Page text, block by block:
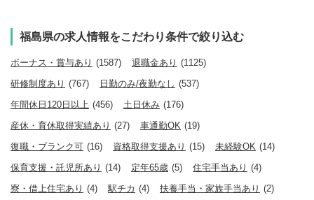
福島県の求人情報をこだわり条件で絞り込む
ボーナス・賞与あり (1587) 退職金あり (1125)
研修制度あり (767) 日勤のみ/夜勤なし (537)
年間休日120日以上 (456) 土日休み (176)
産休・育休取得実績あり (27) 車通勤OK (19)
復職・ブランク可 (16) 資格取得支援あり (15) 未経験OK (14)
保育支援・託児所あり (14) 定年65歳 (5) 住宅手当あり (4)
寮・借上住宅あり (4) 駅チカ (4) 扶養手当・家族手当あり (2)